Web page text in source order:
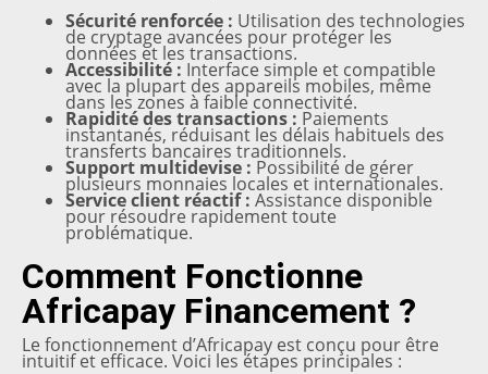
Sécurité renforcée : Utilisation des technologies
de cryptage avancées pour protéger les
données et les transactions.
Accessibilité : Interface simple et compatible
avec la plupart des appareils mobiles, même
dans les zones à faible connectivité.
Rapidité des transactions : Paiements
instantanés, réduisant les délais habituels des
transferts bancaires traditionnels.
Support multidevise : Possibilité de gérer
plusieurs monnaies locales et internationales.
Service client réactif : Assistance disponible
pour résoudre rapidement toute
problématique.
Comment Fonctionne
Africapay Financement ?
Le fonctionnement d’Africapay est conçu pour être
intuitif et efficace. Voici les étapes principales :